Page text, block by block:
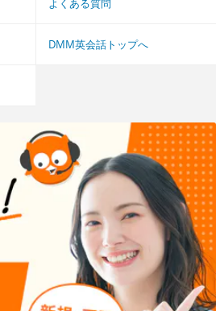
よくある質問
DMM英会話トップへ